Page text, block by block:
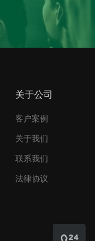
关于公司
客户案例
关于我们
联系我们
法律协议